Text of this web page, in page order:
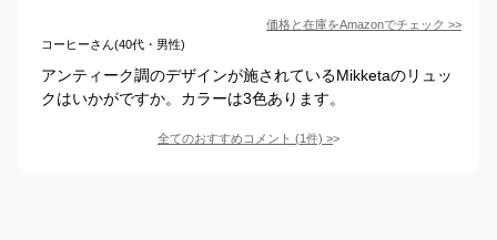
価格と在庫をAmazonでチェック >>
コーヒーさん(40代・男性)
アンティーク調のデザインが施されているMikketaのリュッ
クはいかがですか。カラーは3色あります。
全てのおすすめコメント (1件) >